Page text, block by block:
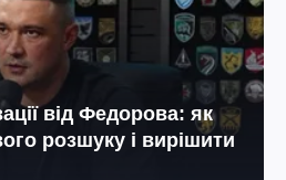
від Федорова: як
розшуку і вирішити